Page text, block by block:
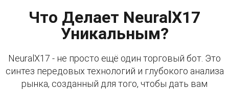
Что Делает NeuralX17
Уникальным?
NeuralX17 - не просто ещё один торговый бот. Это
синтез передовых технологий и глубокого анализа
рынка, созданный для того, чтобы дать вам